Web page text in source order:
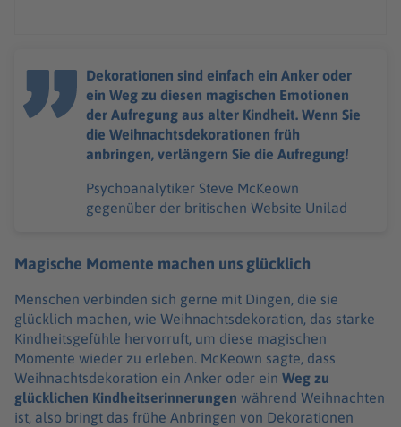
Dekorationen sind einfach ein Anker oder
ein Weg zu diesen magischen Emotionen
der Aufregung aus alter Kindheit. Wenn Sie
die Weihnachtsdekorationen früh
anbringen, verlängern Sie die Aufregung!
Psychoanalytiker Steve McKeown
gegenüber der britischen Website Unilad
Magische Momente machen uns glücklich
Menschen verbinden sich gerne mit Dingen, die sie
glücklich machen, wie Weihnachtsdekoration, das starke
Kindheitsgefühle hervorruft, um diese magischen
Momente wieder zu erleben. McKeown sagte, dass
Weihnachtsdekoration ein Anker oder ein Weg zu
glücklichen Kindheitserinnerungen während Weihnachten
ist, also bringt das frühe Anbringen von Dekorationen